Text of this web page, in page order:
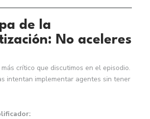
de la
No aceleres
crítico que discutimos en el episodio.
intentan implementar agentes sin tener